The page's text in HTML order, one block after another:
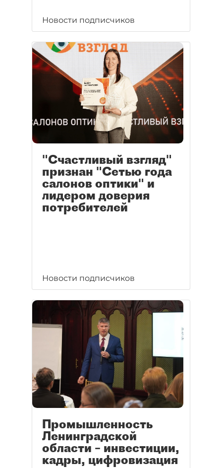
Новости подписчиков
"Счастливый взгляд"
признан "Сетью года
салонов оптики" и
лидером доверия
потребителей
Новости подписчиков
Промышленность
Ленинградской
области – инвестиции,
кадры, цифровизация